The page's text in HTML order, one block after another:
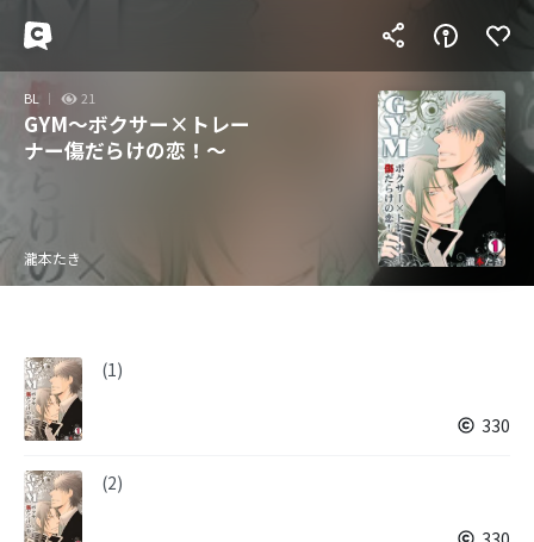
BL 21
GYM～ボクサー×トレー
ナー傷だらけの恋！～
瀧本たき
(1)
330
(2)